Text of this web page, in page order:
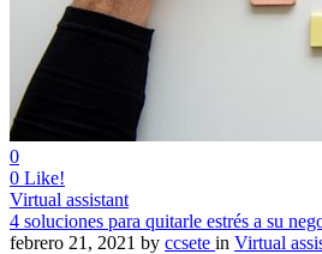
0
0 Like!
Virtual assistant
4 soluciones para quitarle estrés a su
febrero 21, 2021 by ccsete in Virtual